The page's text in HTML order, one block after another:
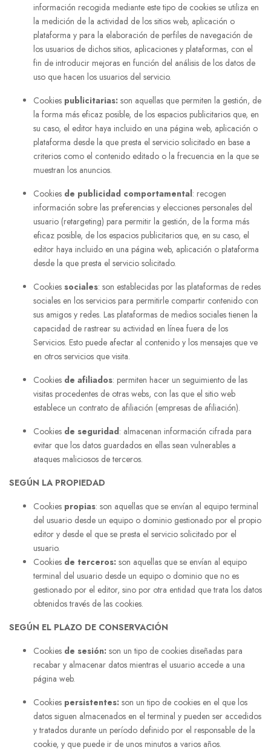
información recogida mediante este tipo de cookies se utiliza en
la medición de la actividad de los sitios web, aplicación o
plataforma y para la elaboración de perfiles de navegación de
los usuarios de dichos sitios, aplicaciones y plataformas, con el
fin de introducir mejoras en función del análisis de los datos de
uso que hacen los usuarios del servicio.
Cookies publicitarias: son aquellas que permiten la gestión, de
la forma más eficaz posible, de los espacios publicitarios que, en
su caso, el editor haya incluido en una página web, aplicación o
plataforma desde la que presta el servicio solicitado en base a
criterios como el contenido editado o la frecuencia en la que se
muestran los anuncios.
Cookies de publicidad comportamental: recogen
información sobre las preferencias y elecciones personales del
usuario (retargeting) para permitir la gestión, de la forma más
eficaz posible, de los espacios publicitarios que, en su caso, el
editor haya incluido en una página web, aplicación o plataforma
desde la que presta el servicio solicitado.
Cookies sociales: son establecidas por las plataformas de redes
sociales en los servicios para permitirle compartir contenido con
sus amigos y redes. Las plataformas de medios sociales tienen la
capacidad de rastrear su actividad en línea fuera de los
Servicios. Esto puede afectar al contenido y los mensajes que ve
en otros servicios que visita.
Cookies de afiliados: permiten hacer un seguimiento de las
visitas procedentes de otras webs, con las que el sitio web
establece un contrato de afiliación (empresas de afiliación).
Cookies de seguridad: almacenan información cifrada para
evitar que los datos guardados en ellas sean vulnerables a
ataques maliciosos de terceros.
SEGÚN LA PROPIEDAD
Cookies propias: son aquellas que se envían al equipo terminal
del usuario desde un equipo o dominio gestionado por el propio
editor y desde el que se presta el servicio solicitado por el
usuario.
Cookies de terceros: son aquellas que se envían al equipo
terminal del usuario desde un equipo o dominio que no es
gestionado por el editor, sino por otra entidad que trata los datos
obtenidos través de las cookies.
SEGÚN EL PLAZO DE CONSERVACIÓN
Cookies de sesión: son un tipo de cookies diseñadas para
recabar y almacenar datos mientras el usuario accede a una
página web.
Cookies persistentes: son un tipo de cookies en el que los
datos siguen almacenados en el terminal y pueden ser accedidos
y tratados durante un período definido por el responsable de la
cookie, y que puede ir de unos minutos a varios años.